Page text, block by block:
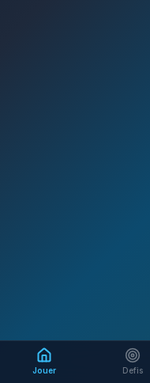
Jouer Defis